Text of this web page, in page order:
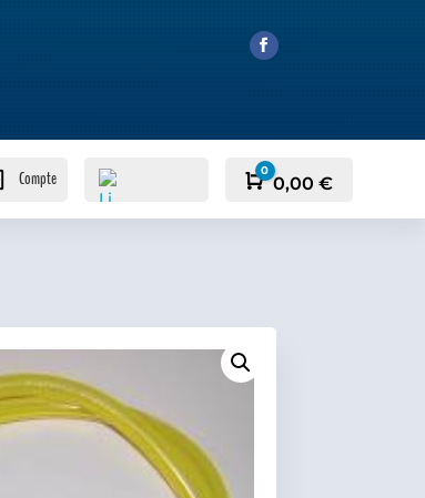
Compte Panier
0
0,00€